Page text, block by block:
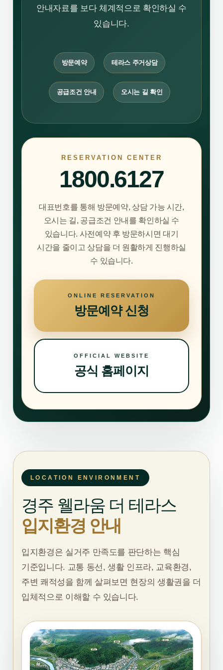
안내자료를 보다 체계적으로 확인하실 수
있습니다.
방문예약 테라스 주거상담
공급조건 안내 오시는 길 확인
RESERVATION CENTER
1800.6127
대표번호를 통해 방문예약, 상담 가능 시간,
오시는 길, 공급조건 안내를 확인하실 수
있습니다. 사전예약 후 방문하시면 대기
시간을 줄이고 상담을 더 원활하게 진행하실
수 있습니다.
ONLINE RESERVATION
방문예약 신청
OFFICIAL WEBSITE
공식 홈페이지
LOCATION ENVIRONMENT
경주 웰라움 더 테라스
입지환경 안내
입지환경은 실거주 만족도를 판단하는 핵심
기준입니다. 교통 동선, 생활 인프라, 교육환경,
주변 쾌적성을 함께 살펴보면 현장의 생활권을 더
입체적으로 이해할 수 있습니다.